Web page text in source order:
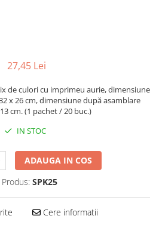
27,45 Lei
de culori cu imprimeu aurie, dimensiune
x 26 cm, dimensiune după asamblare
cm. (1 pachet / 20 buc.)
IN STOC
ADAUGA IN COS
SPK25
Cere informatii